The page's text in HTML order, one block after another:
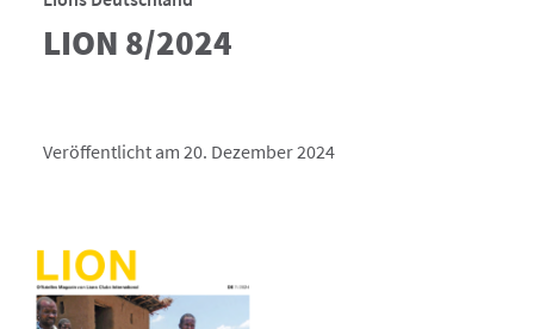
LION 8/2024
Veröffentlicht am 20. Dezember 2024